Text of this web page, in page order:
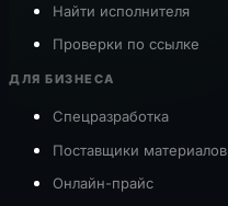
Найти исполнителя
Проверки по ссылке
ДЛЯ БИЗНЕСА
Спецразработка
Поставщики материалов
Онлайн-прайс